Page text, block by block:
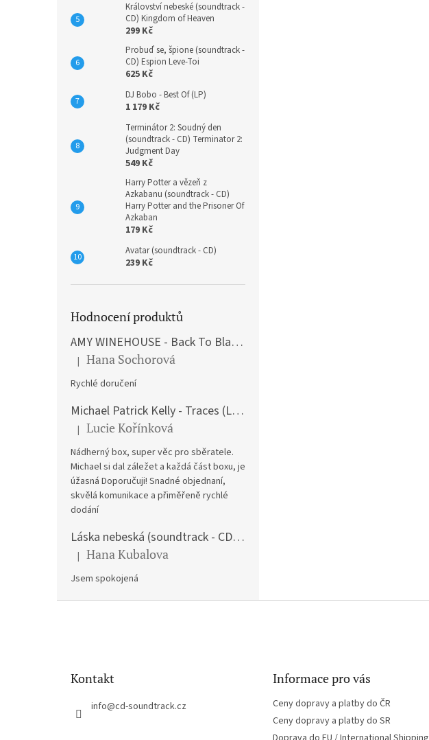
Království nebeské (soundtrack -
CD) Kingdom of Heaven
299 Kč
Probuď se, špione (soundtrack -
CD) Espion Leve-Toi
625 Kč
DJ Bobo - Best Of (LP)
1 179 Kč
Terminátor 2: Soudný den
(soundtrack - CD) Terminator 2:
Judgment Day
549 Kč
Harry Potter a vězeň z
Azkabanu (soundtrack - CD)
Harry Potter and the Prisoner Of
Azkaban
179 Kč
Avatar (soundtrack - CD)
239 Kč
Hodnocení produktů
AMY WINEHOUSE - Back To Black (LP)
Hodnocení produktu je 5 z 5 hvězdiček.
| Hana Sochorová
Rychlé doručení
Michael Patrick Kelly - Traces (Limited Edition) (Premium Box-Set) (LP)
Hodnocení produktu je 5 z 5 hvězdiček.
| Lucie Kořínková
Nádherný box, super věc pro sběratele.
Michael si dal záležet a každá část boxu, je
úžasná Doporučuji! Snadné objednaní,
skvělá komunikace a přiměřeně rychlé
dodání
Láska nebeská (soundtrack - CD) Love Actually
Hodnocení produktu je 5 z 5 hvězdiček.
| Hana Kubalova
Jsem spokojená
Kontakt
info@cd-soundtrack.cz
Informace pro vás
Ceny dopravy a platby do ČR
Ceny dopravy a platby do SR